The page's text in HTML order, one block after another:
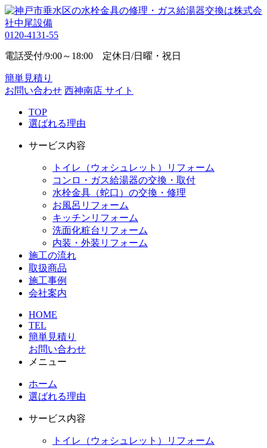
0120-4131-55
電話受付/9:00～18:00 定休日/日曜・祝日
簡単見積り
お問い合わせ 西神南店 サイト
TOP
選ばれる理由
サービス内容
トイレ（ウォシュレット）リフォーム
コンロ・ガス給湯器の交換・取付
水栓金具（蛇口）の交換・修理
お風呂リフォーム
キッチンリフォーム
洗面化粧台リフォーム
内装・外装リフォーム
施工の流れ
取扱商品
施工事例
会社案内
HOME
TEL
簡単見積り
お問い合わせ
メニュー
ホーム
選ばれる理由
サービス内容
トイレ（ウォシュレット）リフォーム